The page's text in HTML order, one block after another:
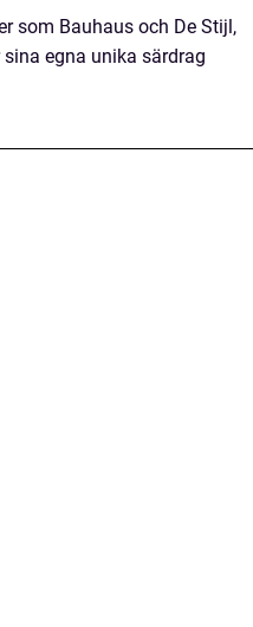
som Bauhaus och De Stijl,
egna unika särdrag